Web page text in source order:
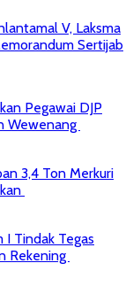
V, Laksma
Sertijab
Pegawai DJP
Wewenang
3,4 Ton Merkuri
I Tindak Tegas
Rekening